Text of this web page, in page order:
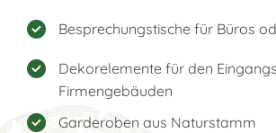
Besprechungstische für Büros
Dekorelemente für den
Firmengebäuden
Garderoben aus Naturstamm